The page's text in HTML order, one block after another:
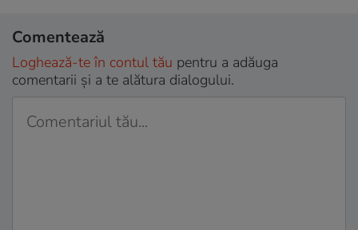
Comentează
Loghează-te în contul tău pentru a adăuga
comentarii și a te alătura dialogului.